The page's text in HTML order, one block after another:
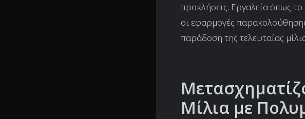
προκλήσεις. Εργαλεία όπως
οι εφαρμογές
παράδοση της τελευταίας
Μίλια με